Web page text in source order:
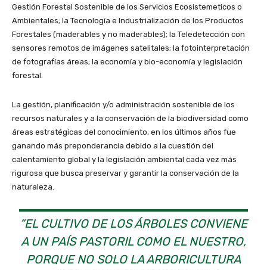
Gestión Forestal Sostenible de los Servicios Ecosistemeticos o
Ambientales; la Tecnología e Industrialización de los Productos
Forestales (maderables y no maderables); la Teledetección con
sensores remotos de imágenes satelitales; la fotointerpretación
de fotografías áreas; la economía y bio-economía y legislación
forestal.
La gestión, planificación y/o administración sostenible de los
recursos naturales y a la conservación de la biodiversidad como
áreas estratégicas del conocimiento, en los últimos años fue
ganando más preponderancia debido a la cuestión del
calentamiento global y la legislación ambiental cada vez más
rigurosa que busca preservar y garantir la conservación de la
naturaleza.
“EL CULTIVO DE LOS ÁRBOLES CONVIENE
A UN PAÍS PASTORIL COMO EL NUESTRO,
PORQUE NO SOLO LA ARBORICULTURA